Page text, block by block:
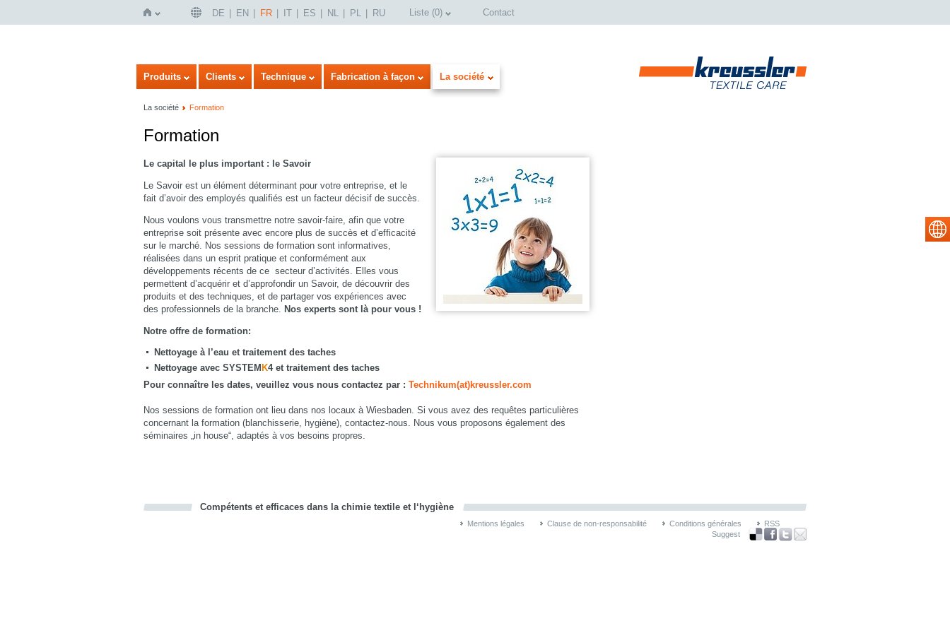
Page
DE EN FR IT ES NL PL RU Liste (0) Contact
Produits Clients Technique Fabrication à façon La société
La société Formation
Formation
Le capital le plus important : le Savoir
Le Savoir est un élément déterminant pour votre entreprise, et le
fait d’avoir des employés qualifiés est un facteur décisif de succès.
Nous voulons vous transmettre notre savoir-faire, afin que votre
entreprise soit présente avec encore plus de succès et d’efficacité
sur le marché. Nos sessions de formation sont informatives,
réalisées dans un esprit pratique et conformément aux
développements récents de ce secteur d’activités. Elles vous
permettent d’acquérir et d’approfondir un Savoir, de découvrir des
produits et des techniques, et de partager vos expériences avec
des professionnels de la branche. Nos experts sont là pour vous !
Notre offre de formation:
Nettoyage à l’eau et traitement des taches
Nettoyage avec SYSTEM K4 et traitement des taches
Pour connaître les dates, veuillez vous nous contactez par : Technikum(at)kreussler.com
Nos sessions de formation ont lieu dans nos locaux à Wiesbaden. Si vous avez des requêtes particulières
concernant la formation (blanchisserie, hygiène), contactez-nous. Nous vous proposons également des
séminaires „in house“, adaptés à vos besoins propres.
Compétents et efficaces dans la chimie textile et l‘hygiène
Mentions légales Clause de non-responsabilité Conditions générales
RSS
Suggest